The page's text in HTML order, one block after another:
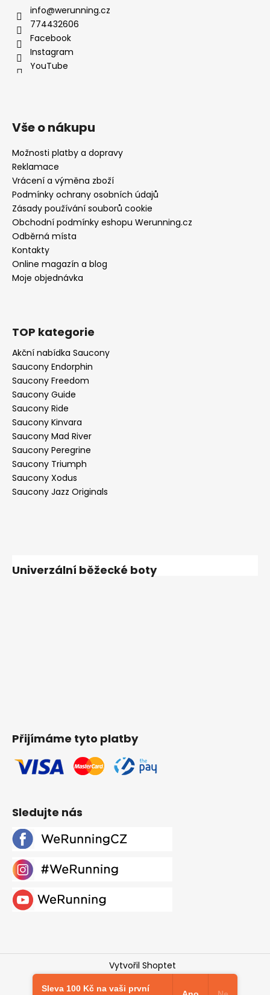
info@werunning.cz
774432606
Facebook
Instagram
YouTube
Vše o nákupu
Možnosti platby a dopravy
Reklamace
Vrácení a výměna zboží
Podmínky ochrany osobních údajů
Zásady používání souborů cookie
Obchodní podmínky eshopu Werunning.cz
Odběrná místa
Kontakty
Online magazín a blog
Moje objednávka
TOP kategorie
Akční nabídka Saucony
Saucony Endorphin
Saucony Freedom
Saucony Guide
Saucony Ride
Saucony Kinvara
Saucony Mad River
Saucony Peregrine
Saucony Triumph
Saucony Xodus
Saucony Jazz Originals
Univerzální běžecké boty
Přijímáme tyto platby
Sledujte nás
Vytvořil Shoptet
Copyright 2026
Werunning.cz
Sleva 100 Kč na vaši první